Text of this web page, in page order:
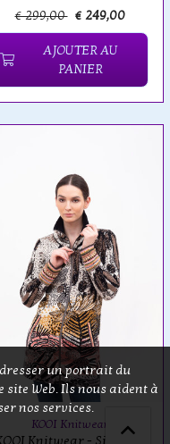
€ 299,00 € 249,00
AJOUTER AU
PANIER
KOOI Knitwear
Knitwear - Sinensis
dresser un portrait du
Web. Ils nous aident à
nos services.